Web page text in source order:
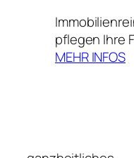
pflegen Ihre
MEHR INFOS